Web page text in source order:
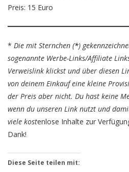
Preis: 15 Euro
* Die mit Sternchen (*)
sogenannte Werbe-Links/Affiliate
Verweislink klickst und über diesen
von deinem Einkauf eine kleine
der Preis aber nicht. Du hast keine
wenn du unseren Link nutzt und
viele kostenlose Inhalte zur
Dank!
Diese Seite teilen mit: